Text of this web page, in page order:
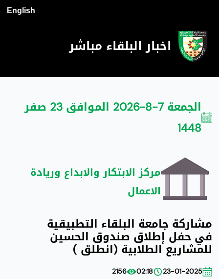
English
اخبار البلقاء مباشر
الجمعة 7-8-2026 الموافق 23 صفر
1448
مركز الابتكار والابداع وريادة
الاعمال
مشاركة جامعة البلقاء التطبيقية
في حفل إطلاق صندوق الحسين
للمشاريع الطلابية (انطلق )
23-01-2025
02:18
2156